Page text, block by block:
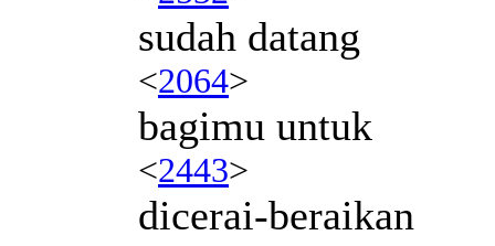
sudah datang
<2064>
bagimu untuk
<2443>
dicerai-beraikan